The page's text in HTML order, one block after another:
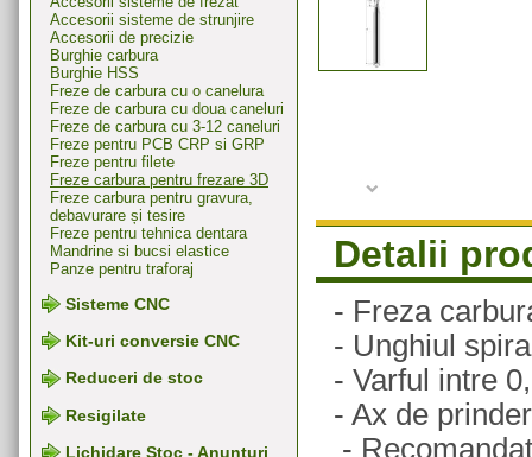
Accesorii sisteme de strunjire
Accesorii de precizie
Burghie carbura
Burghie HSS
Freze de carbura cu o canelura
Freze de carbura cu doua caneluri
Freze de carbura cu 3-12 caneluri
Freze pentru PCB CRP si GRP
Freze pentru filete
Freze carbura pentru frezare 3D
Freze carbura pentru gravura,
debavurare și tesire
Freze pentru tehnica dentara
Mandrine si bucsi elastice
Panze pentru traforaj
Sisteme CNC
Kit-uri conversie CNC
Reduceri de stoc
Resigilate
Lichidare Stoc - Anunturi
Detalii
- Freza
- Unghiul
- Varful intre
- Ax de
-